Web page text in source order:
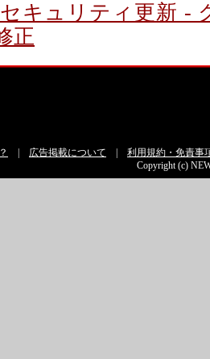
セキュリティ更新 -
正
広告掲載について
利用規約・免責事
Copyright (c)